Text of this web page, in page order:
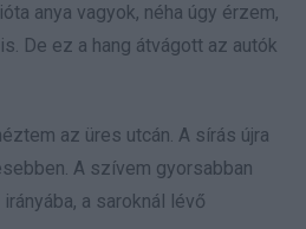
anya vagyok, néha úgy érzem,
De ez a hang átvágott az autók
az üres utcán. A sírás újra
A szívem gyorsabban
a saroknál lévő